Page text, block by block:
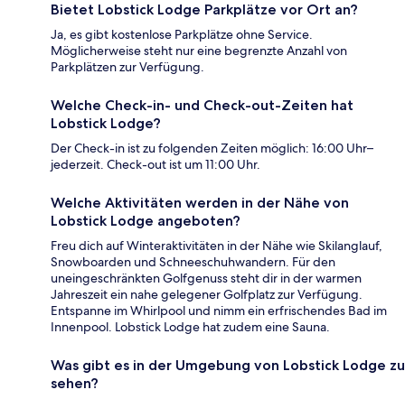
Bietet Lobstick Lodge Parkplätze vor Ort an?
Ja, es gibt kostenlose Parkplätze ohne Service.
Möglicherweise steht nur eine begrenzte Anzahl von
Parkplätzen zur Verfügung.
Welche Check-in- und Check-out-Zeiten hat
Lobstick Lodge?
Der Check-in ist zu folgenden Zeiten möglich: 16:00 Uhr–
jederzeit. Check-out ist um 11:00 Uhr.
Welche Aktivitäten werden in der Nähe von
Lobstick Lodge angeboten?
Freu dich auf Winteraktivitäten in der Nähe wie Skilanglauf,
Snowboarden und Schneeschuhwandern. Für den
uneingeschränkten Golfgenuss steht dir in der warmen
Jahreszeit ein nahe gelegener Golfplatz zur Verfügung.
Entspanne im Whirlpool und nimm ein erfrischendes Bad im
Innenpool. Lobstick Lodge hat zudem eine Sauna.
Was gibt es in der Umgebung von Lobstick Lodge zu
sehen?